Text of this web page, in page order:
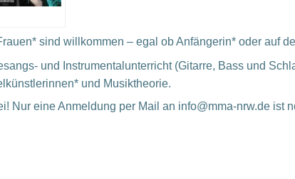
sind willkommen – egal ob Anfängerin* oder auf
und Instrumentalunterricht (Gitarre, Bass und
und Musiktheorie.
Nur eine Anmeldung per Mail an info@mma-nrw.de ist